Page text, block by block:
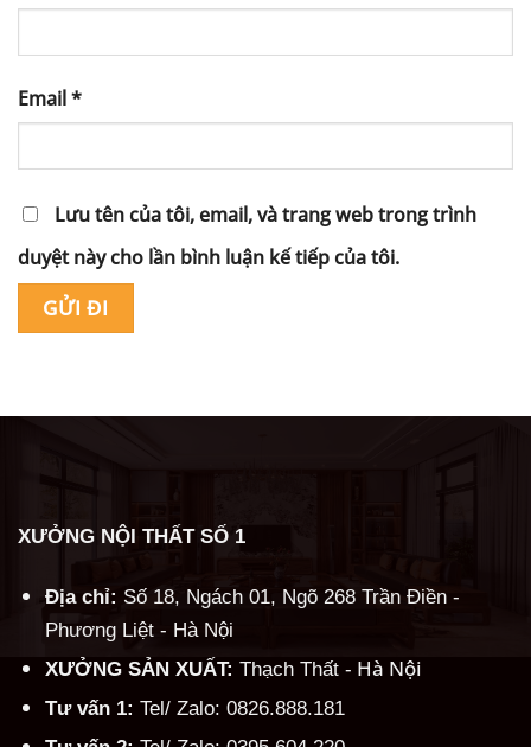
Email*
Lưu tên của tôi, email, và trang web trong trình
duyệt này cho lần bình luận kế tiếp của tôi.
XƯỞNG NỘI THẤT SỐ 1
Địa chỉ: Số 18, Ngách 01, Ngõ 268 Trần Điền -
Phương Liệt - Hà Nội
XƯỞNG SẢN XUẤT: Thạch Thất - Hà Nội
Tư vấn 1: Tel/ Zalo: 0826.888.181